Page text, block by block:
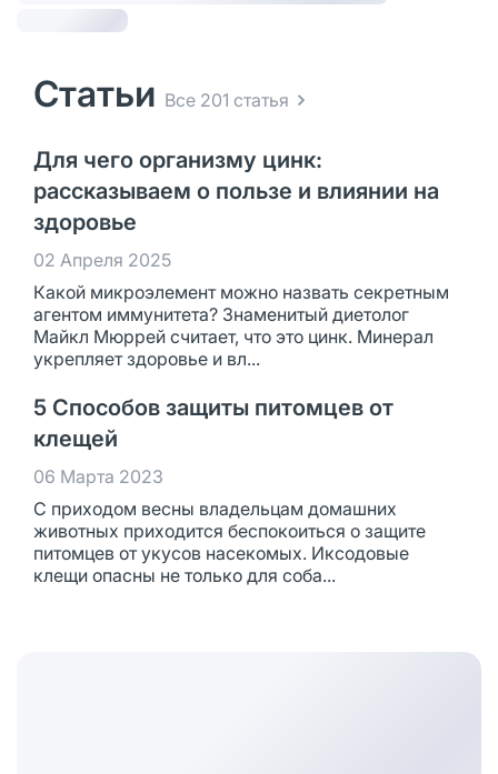
Статьи Все 201 статья
Для чего организму цинк:
рассказываем о пользе и влиянии на
здоровье
02 Апреля 2025
Какой микроэлемент можно назвать секретным
агентом иммунитета? Знаменитый диетолог
Майкл Мюррей считает, что это цинк. Минерал
укрепляет здоровье и вл...
5 Способов защиты питомцев от
клещей
06 Марта 2023
С приходом весны владельцам домашних
животных приходится беспокоиться о защите
питомцев от укусов насекомых. Иксодовые
клещи опасны не только для соба...